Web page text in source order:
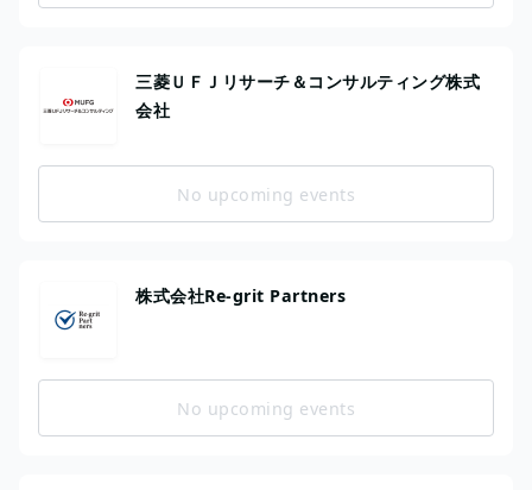
三菱ＵＦＪリサーチ＆コンサルティング株式
会社
No upcoming events
株式会社Re-grit Partners
No upcoming events